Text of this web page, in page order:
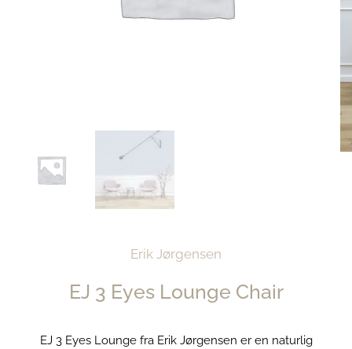
Erik Jørgensen
EJ 3 Eyes Lounge Chair
EJ 3 Eyes Lounge fra Erik Jørgensen er en naturlig